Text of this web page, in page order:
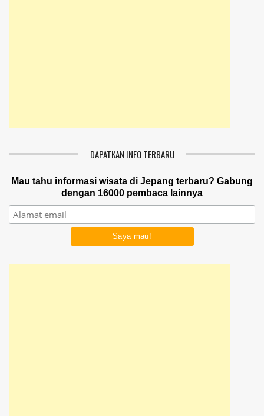
DAPATKAN INFO TERBARU
Mau tahu informasi wisata di Jepang terbaru? Gabung
dengan 16000 pembaca lainnya